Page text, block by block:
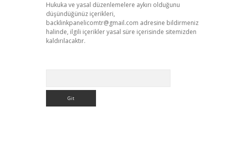
Hukuka ve yasal düzenlemelere aykırı olduğunu
düşündüğünüz içerikleri,
backlinkpanelicomtr@gmail.com adresine bildirmeniz
halinde, ilgili içerikler yasal süre içerisinde sitemizden
kaldırılacaktır.